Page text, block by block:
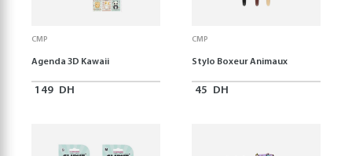
CMP
Agenda 3D Kawaii
149 DH
CMP
Stylo Boxeur Animaux
45 DH